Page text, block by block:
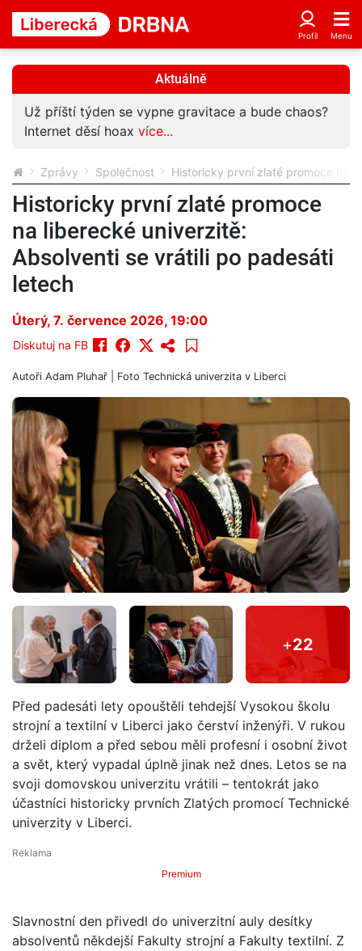
Aktuálně
Obří tubus propojí nemocnici s novou budovou.
Počítejte s omezením v areálu
Zprávy Společnost Historicky první zlaté promoce na
Historicky první zlaté promoce
na liberecké univerzitě:
Absolventi se vrátili po padesáti
letech
Úterý, 7. července 2026, 19:00
Diskutuj na FB
Autoři Adam Pluhař | Foto Technická univerzita v Liberci
+22
Před padesáti lety opouštěli tehdejší Vysokou školu
strojní a textilní v Liberci jako čerství inženýři. V rukou
drželi diplom a před sebou měli profesní i osobní život
a svět, který vypadal úplně jinak než dnes. Letos se na
svoji domovskou univerzitu vrátili – tentokrát jako
účastníci historicky prvních Zlatých promocí Technické
univerzity v Liberci.
Premium
Slavnostní den přivedl do univerzitní auly desítky
absolventů někdejší Fakulty strojní a Fakulty textilní. Z